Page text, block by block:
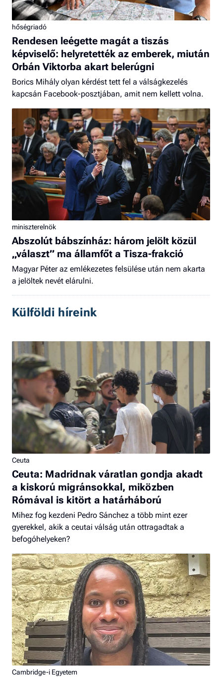
hőségriadó
Rendesen leégette magát a tiszás
képviselő: helyretették az emberek, miután
Orbán Viktorba akart belerúgni
Borics Mihály olyan kérdést tett fel a válságkezelés
kapcsán Facebook-posztjában, amit nem kellett volna.
miniszterelnök
Abszolút bábszínház: három jelölt közül
„választ” ma államfőt a Tisza-frakció
Magyar Péter az emlékezetes felsülése után nem akarta
a jelöltek nevét elárulni.
Külföldi híreink
Ceuta
Ceuta: Madridnak váratlan gondja akadt
a kiskorú migránsokkal, miközben
Rómával is kitört a határháború
Mihez fog kezdeni Pedro Sánchez a több mint ezer
gyerekkel, akik a ceutai válság után ottragadtak a
befogóhelyeken?
Cambridge-i Egyetem